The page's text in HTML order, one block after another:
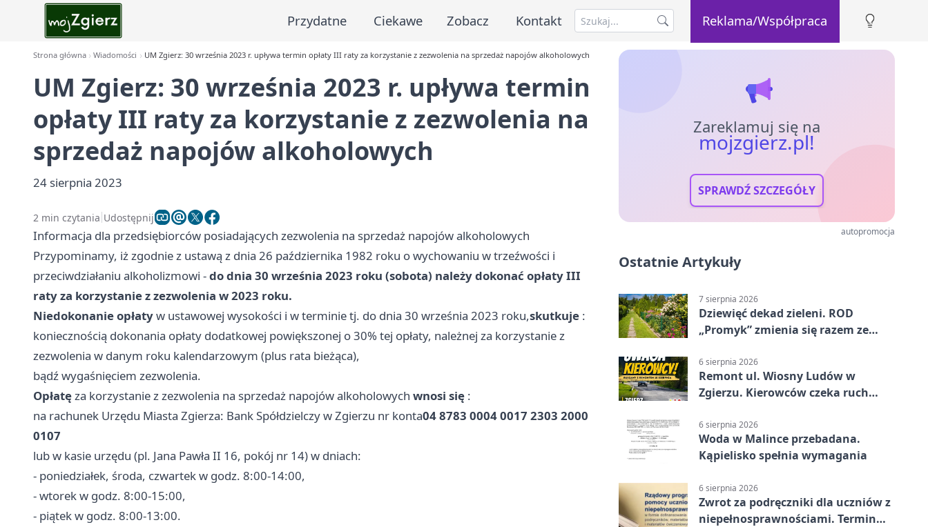
Przydatne Ciekawe Zobacz Kontakt Reklama/Współpraca
Strona główna Wiadomości UM Zgierz: 30 września 2023 r. upływa termin opłaty III raty za korzystanie z zezwolenia na sprzedaż napojów alkoholowych
UM Zgierz: 30 września 2023 r. upływa termin
opłaty III raty za korzystanie z zezwolenia na
sprzedaż napojów alkoholowych
24 sierpnia 2023
2 min czytania Udostępnij
Informacja dla przedsiębiorców posiadających zezwolenia na sprzedaż napojów alkoholowych
Przypominamy, iż zgodnie z ustawą z dnia 26 października 1982 roku o wychowaniu w trzeźwości i
przeciwdziałaniu alkoholizmowi -do dnia 30 września 2023 roku (sobota) należy dokonać opłaty III
raty za korzystanie z zezwolenia w 2023 roku.
Niedokonanie opłatyw ustawowej wysokości i w terminie tj. do dnia 30 września 2023 roku,skutkuje :
koniecznością dokonania opłaty dodatkowej powiększonej o 30% tej opłaty, należnej za korzystanie z
zezwolenia w danym roku kalendarzowym (plus rata bieżąca),
bądź wygaśnięciem zezwolenia.
Opłatęza korzystanie z zezwolenia na sprzedaż napojów alkoholowych wnosi się :
na rachunek Urzędu Miasta Zgierza: Bank Spółdzielczy w Zgierzu nr konta04 8783 0004 0017 2303 2000
0107
lub w kasie urzędu (pl. Jana Pawła II 16, pokój nr 14) w dniach:
- poniedziałek, środa, czwartek w godz. 8:00-14:00,
- wtorek w godz. 8:00-15:00,
- piątek w godz. 8:00-13:00.
Zareklamuj się na
mojzgierz.pl!
SPRAWDŹ SZCZEGÓŁY
autopromocja
Ostatnie Artykuły
7 sierpnia 2026
Dziewięć dekad zieleni. ROD
„Promyk” zmienia się razem ze
6 sierpnia 2026
Remont ul. Wiosny Ludów w
Zgierzu. Kierowców czeka ruch
6 sierpnia 2026
Woda w Malince przebadana.
Kąpielisko spełnia wymagania
6 sierpnia 2026
Zwrot za podręczniki dla uczniów z
niepełnosprawnościami. Termin